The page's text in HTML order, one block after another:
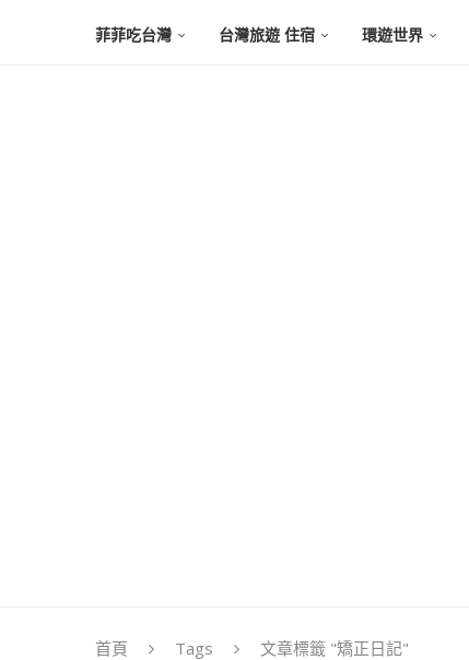
菲菲吃台灣 台灣旅遊 住宿 環遊世界
首頁 Tags 文章標籤 "矯正日記"